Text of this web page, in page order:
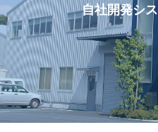
自社開発シス